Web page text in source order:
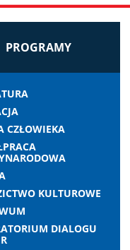
PROGRAMY
CZŁOWIEKA
KULTUROWE
DIALOGU